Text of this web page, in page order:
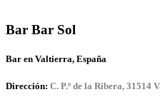
Bar Bar Sol
Bar en Valtierra, España
Dirección: C. P.º de la Ribera, 31514